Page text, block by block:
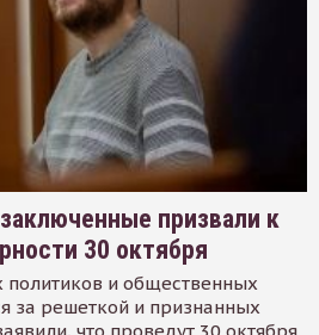
призвали к
30 октября
политиков и общественных
за решеткой и признанных